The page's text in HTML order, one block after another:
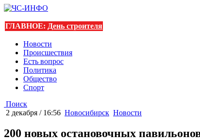
ГЛАВНОЕ: День строителя
Новости
Происшествия
Есть вопрос
Политика
Общество
Спорт
Поиск
2 декабря / 16:56 Новосибирск Новости
200 новых остановочных